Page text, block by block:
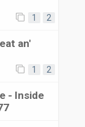
1 2
an'
1 2
- Inside